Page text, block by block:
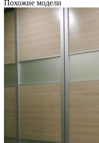
Похожие модели